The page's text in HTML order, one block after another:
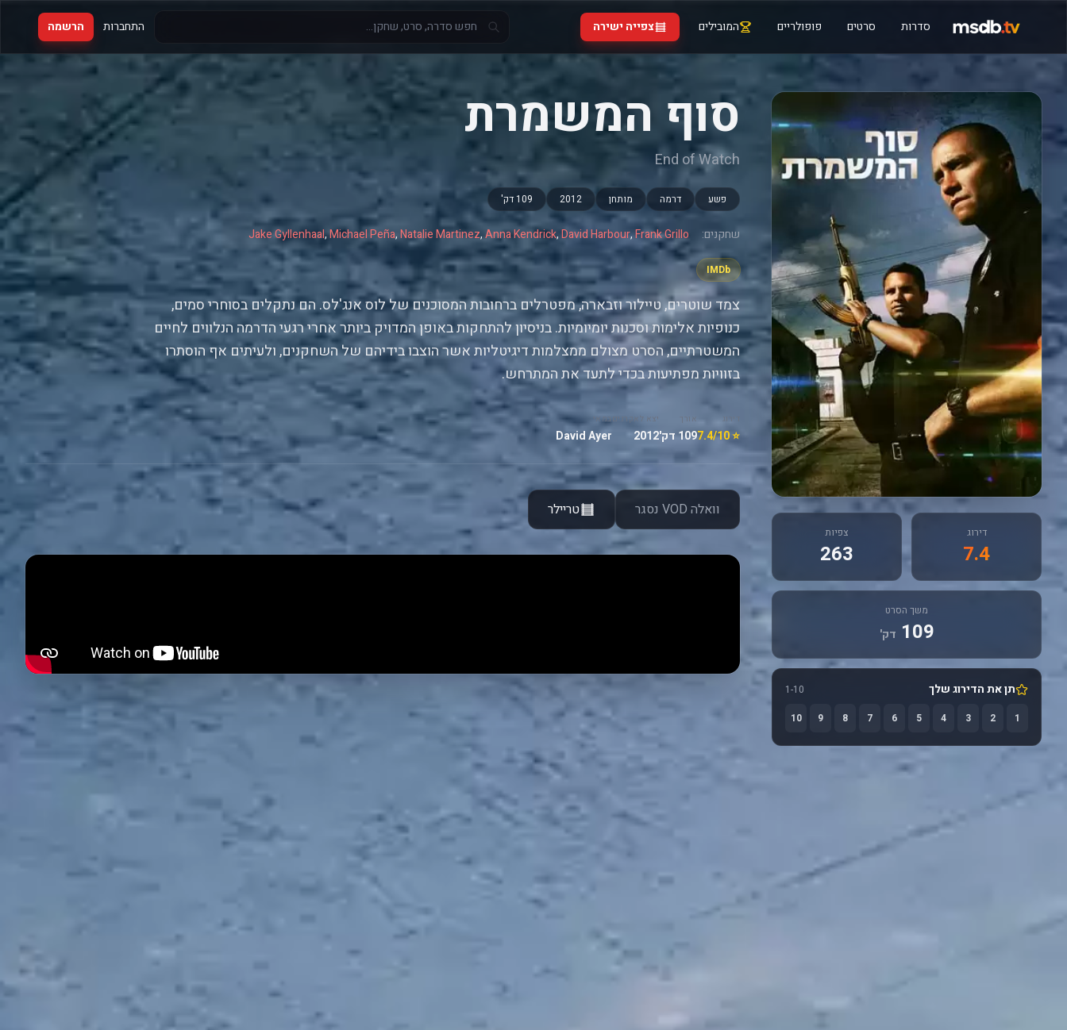
סדרות סרטים פופולריים המובילים צפייה ישירה התחברות הרשמה
דירוג
7.4
צפיות
263
משך הסרט
109 דק'
תן את הדירוג שלך
1-10
1
2
3
4
5
6
7
8
9
10
סוף המשמרת
End of Watch
פשע דרמה מותחן 2012 109 דק'
שחקנים: Jake Gyllenhaal,Michael Peña,Natalie Martinez,Anna Kendrick,David Harbour,Frank Grillo
IMDb
צמד שוטרים, טיילור וזבארה, מפטרלים ברחובות המסוכנים של לוס אנג'לס. הם נתקלים בסוחרי סמים,
כנופיות אלימות וסכנות יומיומיות. בניסיון להתחקות באופן המדויק ביותר אחרי רגעי הדרמה הנלווים לחיים
המשטרתיים, הסרט מצולם ממצלמות דיגיטליות אשר הוצבו בידיהם של השחקנים, ולעיתים אף הוסתרו
בזוויות מפתיעות בכדי לתעד את המתרחש.
דירוג
⭐ 7.4/10
אורך
109 דק'
יצא לאקרנים
2012
במאי
David Ayer
וואלה VOD נסגר טריילר